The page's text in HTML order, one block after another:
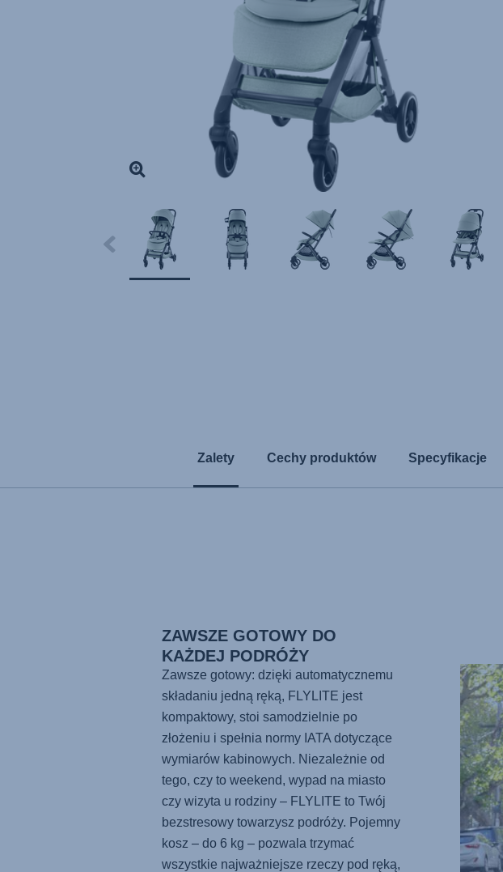
Zalety Cechy produktów Specyfikacje
ZAWSZE GOTOWY DO
KAŻDEJ PODRÓŻY
Zawsze gotowy: dzięki automatycznemu
składaniu jedną ręką, FLYLITE jest
kompaktowy, stoi samodzielnie po
złożeniu i spełnia normy IATA dotyczące
wymiarów kabinowych. Niezależnie od
tego, czy to weekend, wypad na miasto
czy wizyta u rodziny – FLYLITE to Twój
bezstresowy towarzysz podróży. Pojemny
kosz – do 6 kg – pozwala trzymać
wszystkie najważniejsze rzeczy pod ręką,